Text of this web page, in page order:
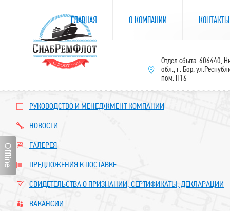
РУКОВОДСТВО И МЕНЕДЖМЕНТ КОМПАНИИ
НОВОСТИ
ГАЛЕРЕЯ
ПРЕДЛОЖЕНИЯ К ПОСТАВКЕ
СВИДЕТЕЛЬСТВА О ПРИЗНАНИИ, СЕРТИФИКАТЫ, ДЕКЛАРАЦИИ
ВАКАНСИИ
ГЛАВНАЯ О КОМПАНИИ КОНТАКТЫ
Отдел сбыта: 606440,
обл., г. Бор,
пом. П16